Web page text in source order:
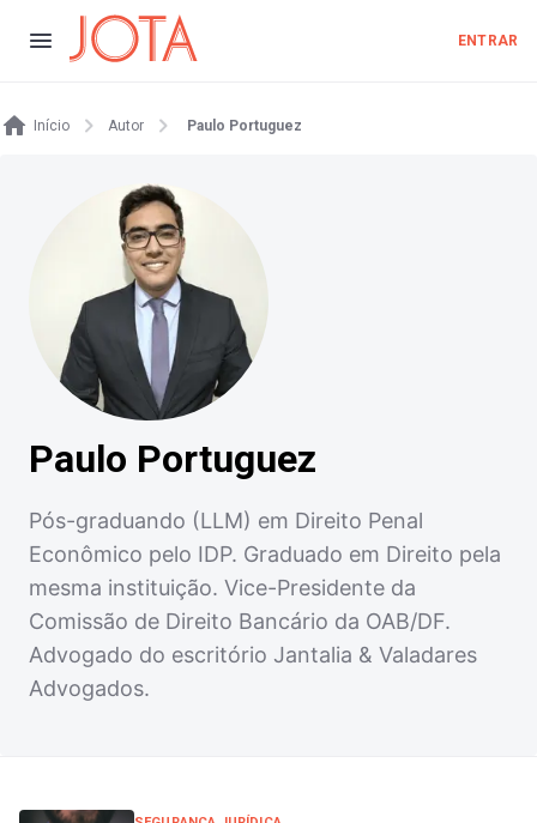
ENTRAR
Início Autor Paulo Portuguez
Paulo Portuguez
Pós-graduando (LLM) em Direito Penal
Econômico pelo IDP. Graduado em Direito pela
mesma instituição. Vice-Presidente da
Comissão de Direito Bancário da OAB/DF.
Advogado do escritório Jantalia & Valadares
Advogados.